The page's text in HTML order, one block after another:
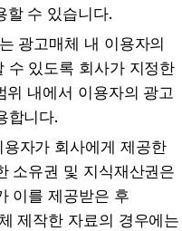
할 수 있습니다.
광고매체 내 이용자의
수 있도록 회사가 지정한
내에서 이용자의 광고
합니다.
자가 회사에게 제공한
소유권 및 지식재산권은
이를 제공받은 후
제작한 자료의 경우에는